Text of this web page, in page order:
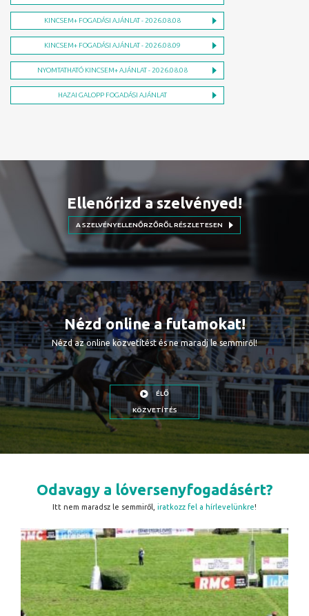
KINCSEM+ FOGADÁSI AJÁNLAT - 2026.08.08
KINCSEM+ FOGADÁSI AJÁNLAT - 2026.08.09
NYOMTATHATÓ KINCSEM+ AJÁNLAT - 2026.08.08
HAZAI GALOPP FOGADÁSI AJÁNLAT
Ellenőrizd a szelvényed!
A SZELVÉNYELLENŐRZŐRŐL RÉSZLETESEN
Nézd online a futamokat!
Nézd az online közvetítést és ne maradj le semmiről!
ÉLŐ
KÖZVETÍTÉS
Odavagy a lóversenyfogadásért?
Itt nem maradsz le semmiről, iratkozz fel a hírlevelünkre!